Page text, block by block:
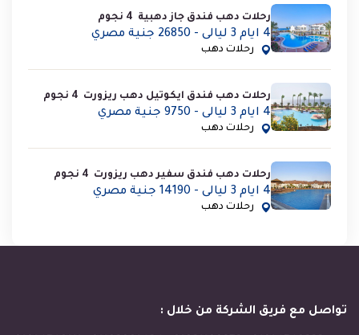
رحلات دهب فندق جاز دهبية 4 نجوم
4 ايام 3 ليالى - 26850 جنية مصري
رحلات دهب
رحلات دهب فندق ايكوتيل دهب ريزورت 4 نجوم
4 ايام 3 ليالى - 9750 جنية مصري
رحلات دهب
رحلات دهب فندق سفير دهب ريزورت 4 نجوم
4 ايام 3 ليالى - 14190 جنية مصري
رحلات دهب
تواصل مع فريق الشركة من خلال :